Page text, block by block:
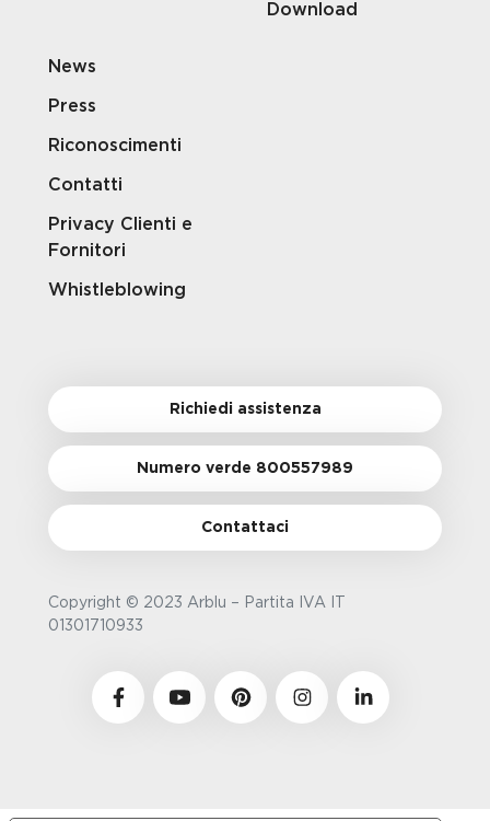
Download
News
Press
Riconoscimenti
Contatti
Privacy Clienti e
Fornitori
Whistleblowing
Richiedi assistenza
Numero verde 800557989
Contattaci
Copyright © 2023 Arblu – Partita IVA IT
01301710933